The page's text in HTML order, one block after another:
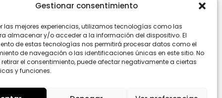
Gestionar consentimiento
las mejores experiencias, utilizamos tecnologías como las
almacenar y/o acceder a la información del dispositivo. El
de estas tecnologías nos permitirá procesar datos como el
de navegación o las identificaciones únicas en este sitio. No
el consentimiento, puede afectar negativamente a ciertas
y funciones.
50538